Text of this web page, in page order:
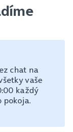
chat na
vaše
každý
pokoja.